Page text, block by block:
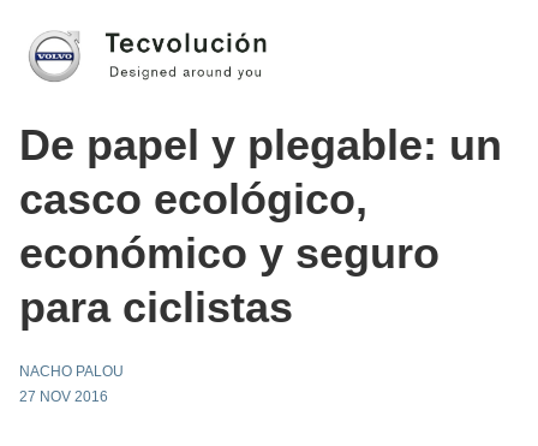
De papel y plegable: un
casco ecológico,
económico y seguro
para ciclistas
NACHO PALOU
27 NOV 2016